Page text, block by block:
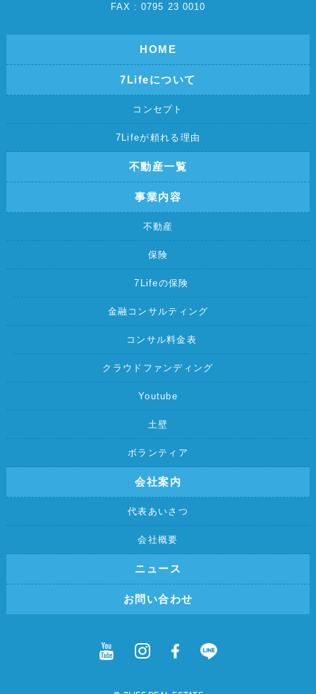
FAX : 0795 23 0010
HOME
7Lifeについて
コンセプト
7Lifeが頼れる理由
不動産一覧
事業内容
不動産
保険
7Lifeの保険
金融コンサルティング
コンサル料金表
クラウドファンディング
Youtube
土壁
ボランティア
会社案内
代表あいさつ
会社概要
ニュース
お問い合わせ